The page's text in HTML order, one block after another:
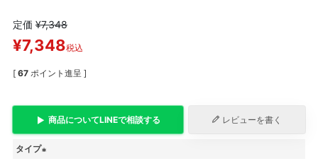
定価 ¥7,348
¥7,348税込
[ 67 ポイント進呈 ]
商品についてLINEで相談する レビューを書く
タイプ